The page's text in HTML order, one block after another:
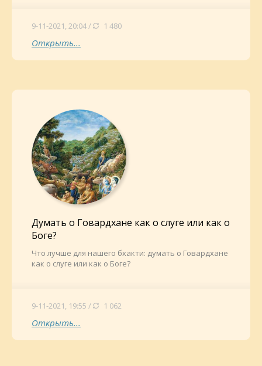
9-11-2021, 20:04 / 1 480
Открыть...
Думать о Говардхане как о слуге или как о
Боге?
Что лучше для нашего бхакти: думать о Говардхане
как о слуге или как о Боге?
9-11-2021, 19:55 / 1 062
Открыть...